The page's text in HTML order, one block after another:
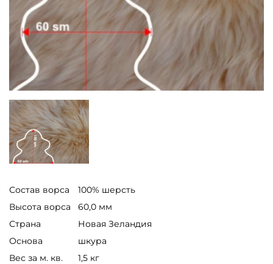
Состав ворса
100% шерсть
Высота ворса
60,0 мм
Страна
Новая Зеландия
Основа
шкура
Вес за м. кв.
1,5 кг